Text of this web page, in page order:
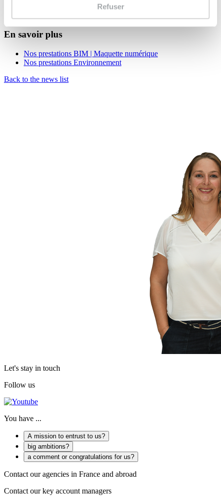
Refuser
les volumes de manière dynamique,
En savoir plus
Nos prestations BIM | Maquette numérique
Nos prestations Environnement
Back to the news list
Let's stay in touch
Follow us
You have ...
A mission to entrust to us?
big ambitions?
a comment or congratulations for us?
Contact our agencies in France and abroad
Contact our key account managers